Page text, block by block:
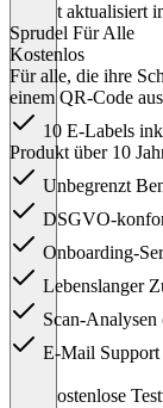
Zuletzt aktualisiert
Sprudel Für Alle
Kostenlos
Für alle, die ihre
einem QR-Code
10 E-Labels
Produkt über 10
Unbegrenzt
DSGVO-
Onboarding-
Lebenslanger
Scan-
E-Mail Support
Kostenlose